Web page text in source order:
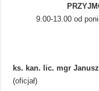
9.00-13.00 od
ks. kan. lic. mgr Janusz
(oficjał)